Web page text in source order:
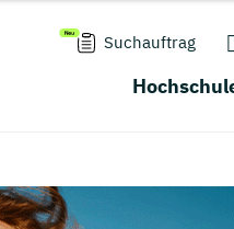
Suchauftrag